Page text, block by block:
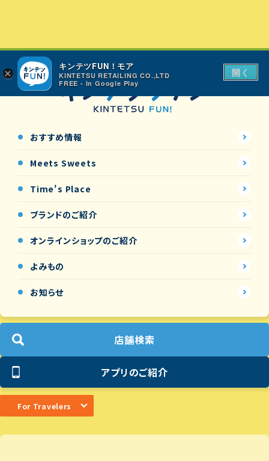
おすすめ情報
Meets Sweets
Time's Place
ブランドのご紹介
オンラインショップのご紹介
よみもの
お知らせ
店舗検索
アプリのご紹介
For Travelers
×
キンテツFUN！モア
KINTETSU RETAILING CO.,LTD
FREE - In Google Play
開く